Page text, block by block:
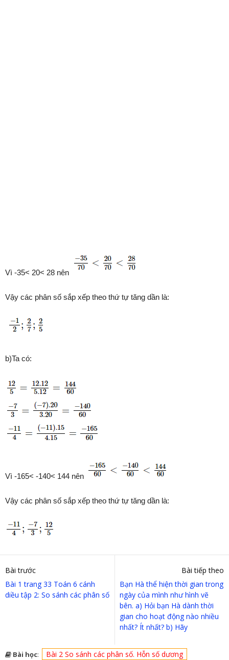
Vì -35< 20< 28 nên
Vậy các phân số sắp xếp theo thứ tự tăng dần là:
b)Ta có:
Vì -165< -140< 144 nên
Vậy các phân số sắp xếp theo thứ tự tăng dần là:
Bài trước
Bài 1 trang 33 Toán 6 cánh
diều tập 2: So sánh các phân số
Bài tiếp theo
Bạn Hà thể hiện thời gian trong
ngày của mình như hình vẽ
bên. a) Hỏi bạn Hà dành thời
gian cho hoạt động nào nhiều
nhất? Ít nhất? b) Hãy
Bài học: Bài 2 So sánh các phân số. Hỗn số dương